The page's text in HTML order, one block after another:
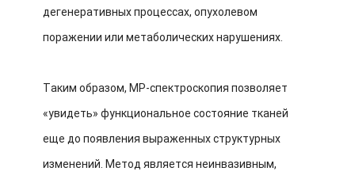
дегенеративных процессах, опухолевом
поражении или метаболических нарушениях.
Таким образом, МР-спектроскопия позволяет
«увидеть» функциональное состояние тканей
еще до появления выраженных структурных
изменений. Метод является неинвазивным,